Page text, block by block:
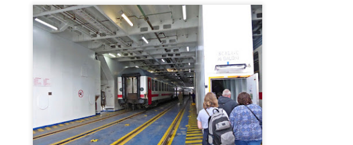
PENSÉ QUE ESTABA ALUCINANDO, PERO NO, ERA UN MISIL
EXOCET sobre el techo de una camioneta transitando por las calles de
MONTEVIDEO ! DE LOCOS !! VEAN LAS FOTOS !!
12
El CHORIPÁN TIENE SU MONUMENTO !! SABÉS
DONDE ? A QUE NO!!
El CHORIPÁN TIENE SU MONUMENTO !! SABÉS DONDE ? A QUE